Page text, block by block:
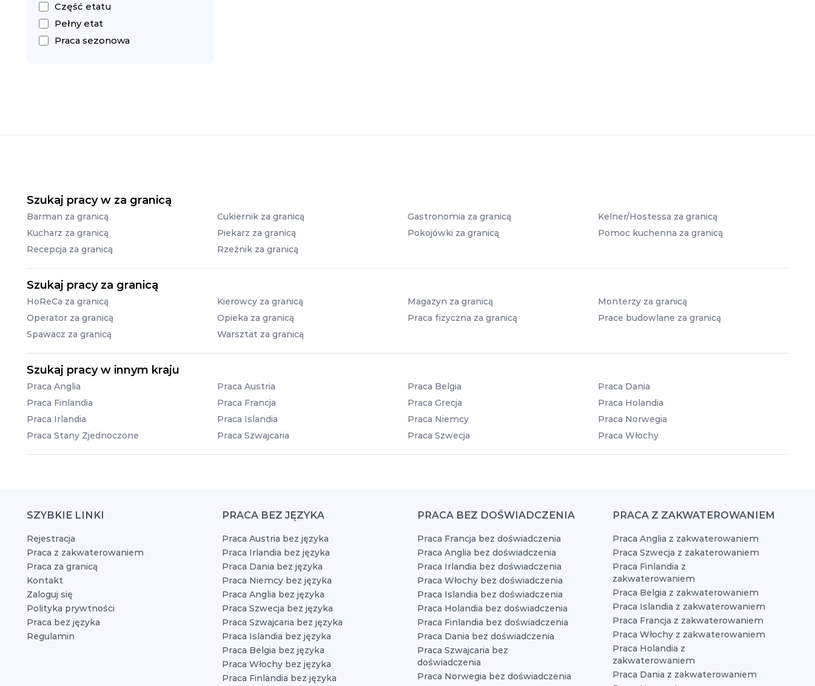
Część etatu
Pełny etat
Praca sezonowa
Szukaj pracy w za granicą
Barman za granicą Cukiernik za granicą Gastronomia za granicą
Kelner/Hostessa za granicą
Kucharz za granicą
Piekarz za granicą Pokojówki za granicą
Pomoc kuchenna za granicą
Recepcja za granicą
Rzeźnik za granicą
Szukaj pracy za granicą
HoReCa za granicą Kierowcy za granicą Magazyn za granicą
Monterzy za granicą
Operator za granicą
Opieka za granicą Praca fizyczna za granicą
Prace budowlane za granicą
Spawacz za granicą
Warsztat za granicą
Szukaj pracy w innym kraju
Praca Anglia Praca Austria Praca Belgia
Praca Dania
Praca Finlandia
Praca Francja Praca Grecja
Praca Holandia
Praca Irlandia
Praca Islandia Praca Niemcy
Praca Norwegia
Praca Stany Zjednoczone
Praca Szwajcaria Praca Szwecja Praca Włochy
SZYBKIE LINKI
Rejestracja
Praca z zakwaterowaniem
Praca za granicą
Kontakt
Zaloguj się
Polityka prywtności
Praca bez języka
Regulamin
PRACA BEZ JĘZYKA
Praca Austria bez języka
Praca Irlandia bez języka
Praca Dania bez języka
Praca Niemcy bez języka
Praca Anglia bez języka
Praca Szwecja bez języka
Praca Szwajcaria bez języka
Praca Islandia bez języka
Praca Belgia bez języka
Praca Włochy bez języka
Praca Finlandia bez języka
PRACA BEZ DOŚWIADCZENIA
Praca Francja bez doświadczenia
Praca Anglia bez doświadczenia
Praca Irlandia bez doświadczenia
Praca Włochy bez doświadczenia
Praca Islandia bez doświadczenia
Praca Holandia bez doświadczenia
Praca Finlandia bez doświadczenia
Praca Dania bez doświadczenia
Praca Szwajcaria bez
doświadczenia
Praca Norwegia bez doświadczenia
PRACA Z ZAKWATEROWANIEM
Praca Anglia z zakwaterowaniem
Praca Szwecja z zakaterowaniem
Praca Finlandia z
zakwaterowaniem
Praca Belgia z zakwaterowaniem
Praca Islandia z zakwaterowaniem
Praca Francja z zakwaterowaniem
Praca Włochy z zakwaterowaniem
Praca Holandia z
zakwaterowaniem
Praca Dania z zakwaterowaniem